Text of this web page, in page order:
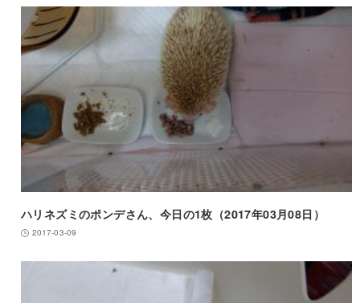
ハリネズミのポンデさん、今日の1枚（2017年03月08日）
2017-03-09